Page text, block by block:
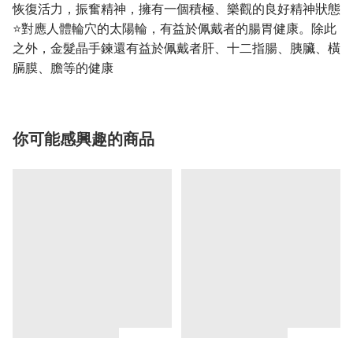
恢復活力，振奮精神，擁有一個積極、樂觀的良好精神狀態
⭐對應人體輪穴的太陽輪，有益於佩戴者的腸胃健康。除此
之外，金髮晶手鍊還有益於佩戴者肝、十二指腸、胰臟、橫
膈膜、膽等的健康
你可能感興趣的商品